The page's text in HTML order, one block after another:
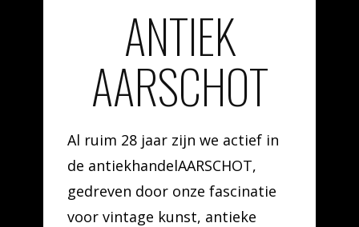
ANTIEK
AARSCHOT
Al ruim 28 jaar zijn we actief in
de antiekhandelAARSCHOT,
gedreven door onze fascinatie
voor vintage kunst, antieke